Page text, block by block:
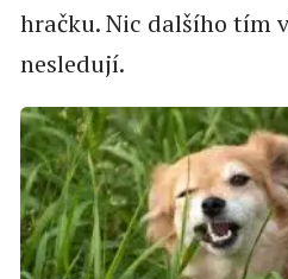
hračku. Nic dalšího tím
nesledují.